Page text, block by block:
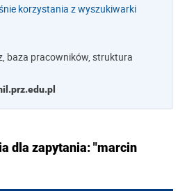
korzystania z wyszukiwarki
baza pracowników, struktura
dla zapytania: "marcin